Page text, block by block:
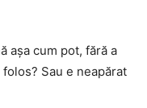
aşa cum pot, fără a
Sau e neapărat